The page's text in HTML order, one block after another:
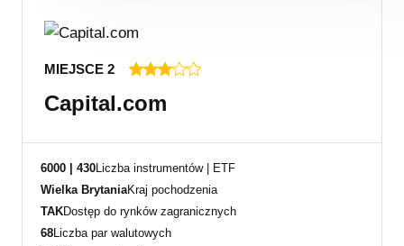
MIEJSCE 2
Capital.com
6000 | 430Liczba instrumentów | ETF
Wielka BrytaniaKraj pochodzenia
TAKDostęp do rynków zagranicznych
68Liczba par walutowych